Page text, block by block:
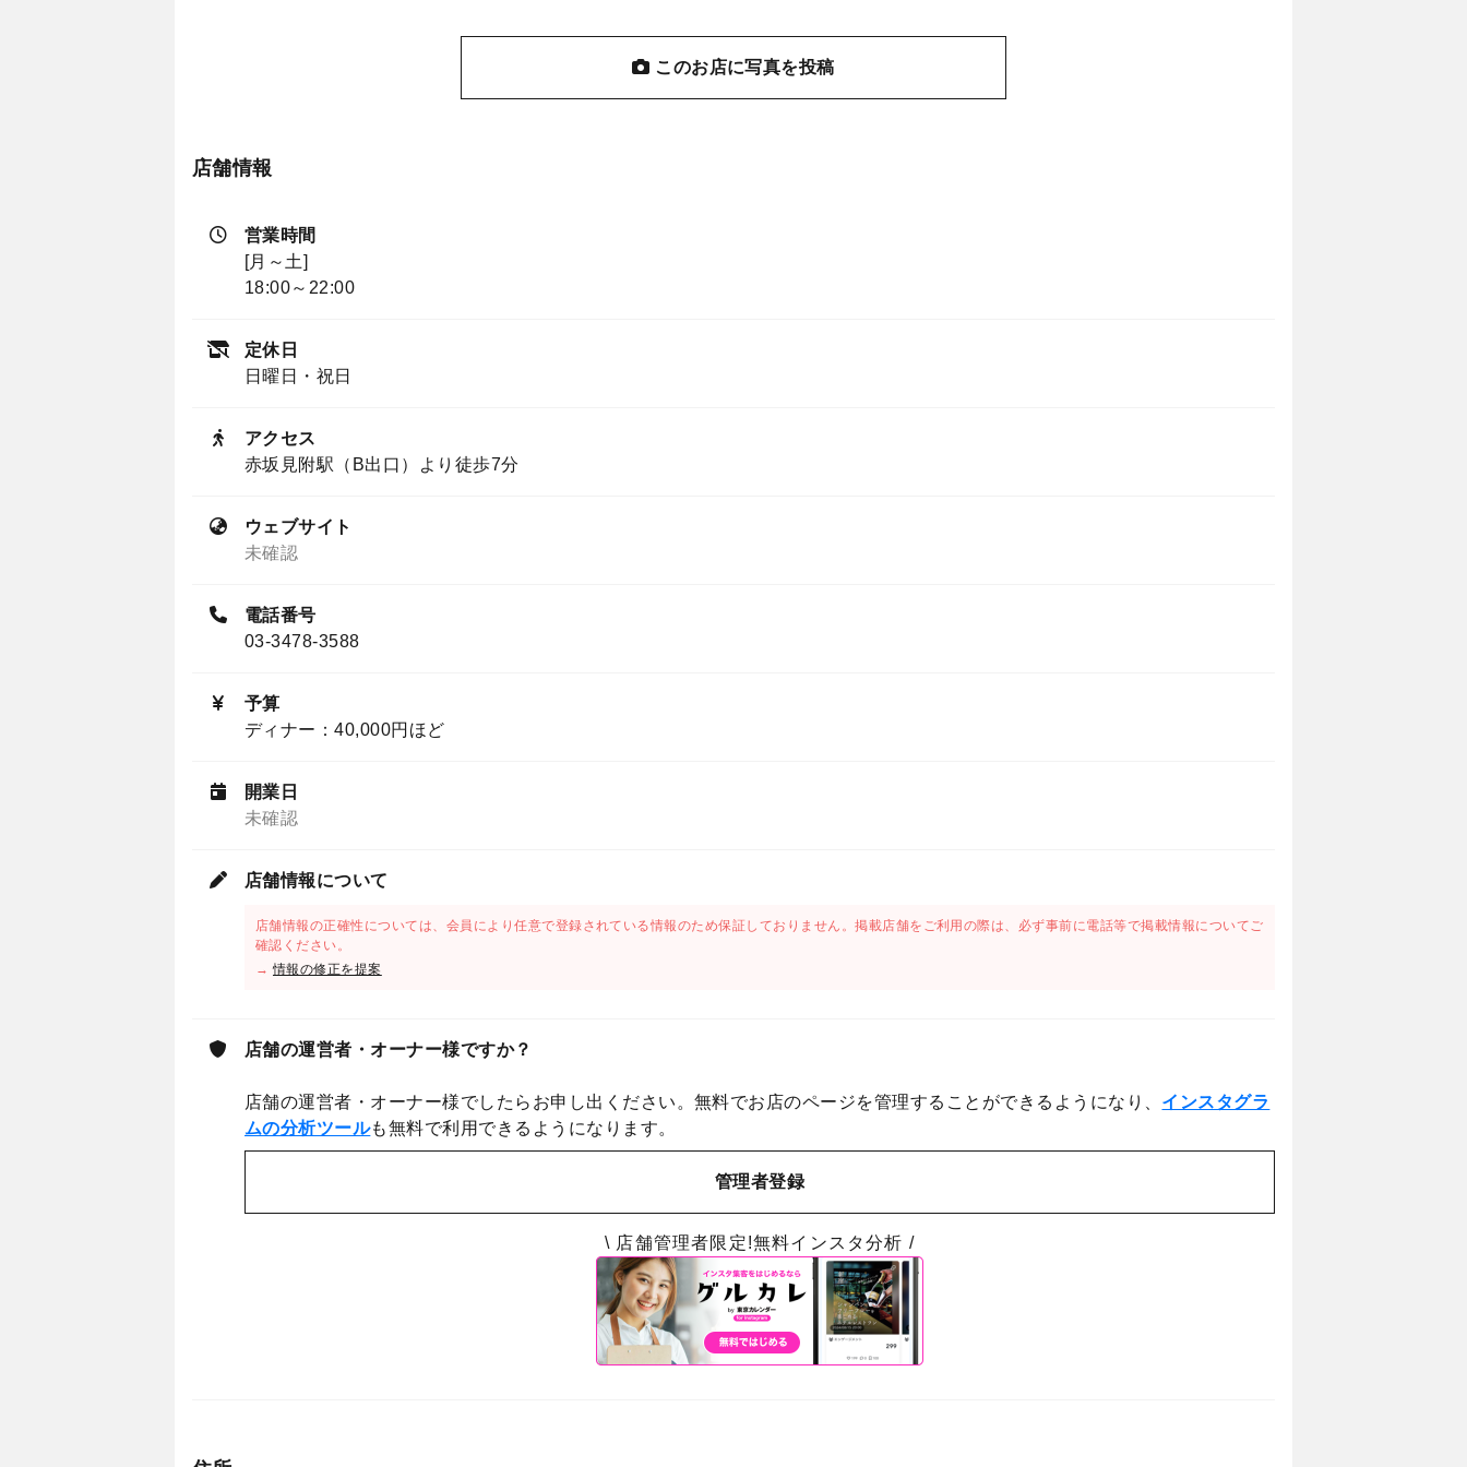
このお店に写真を投稿
店舗情報
営業時間
[月～土]
18:00～22:00
定休日
日曜日・祝日
アクセス
赤坂見附駅（B出口）より徒歩7分
ウェブサイト
未確認
電話番号
03-3478-3588
予算
ディナー：40,000円ほど
開業日
未確認
店舗情報について
店舗情報の正確性については、会員により任意で登録されている情報のため保証しておりません。掲載店舗をご利用の際は、必ず事前に電話等で掲載情報についてご
確認ください。
→情報の修正を提案
店舗の運営者・オーナー様ですか？
店舗の運営者・オーナー様でしたらお申し出ください。無料でお店のページを管理することができるようになり、 インスタグラ
ムの分析ツールも無料で利用できるようになります。
管理者登録
\ 店舗管理者限定!無料インスタ分析 /